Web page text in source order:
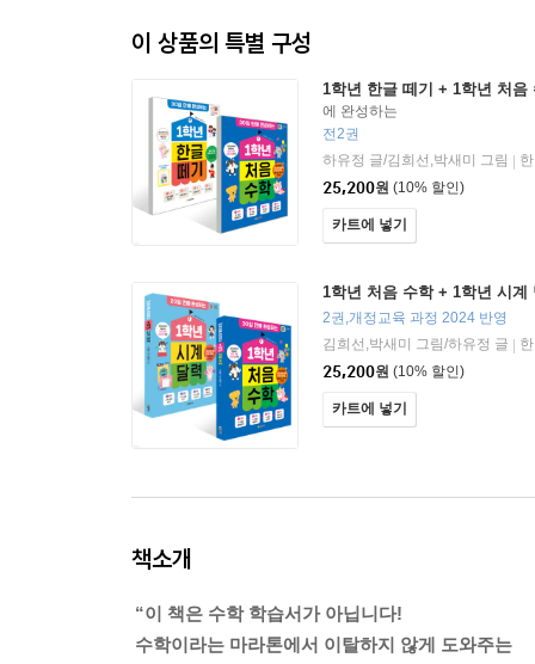
이 상품의 특별 구성
1학년 한글 떼기 + 1학년 처음
에 완성하는
전2권
하유정 글/김희선,박새미 그림
25,200원 (10% 할인)
카트에 넣기
1학년 처음 수학 + 1학년 시계
2권,개정교육 과정 2024 반영
김희선,박새미 그림/하유정 글
25,200원 (10% 할인)
카트에 넣기
책소개
“이 책은 수학 학습서가 아닙니다!
수학이라는 마라톤에서 이탈하지 않게 도와주는